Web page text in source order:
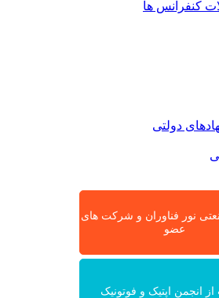
کنفرانس ها
دولتی
نور فناوران و شرکت های
عضو
انجمن اپتیک و فوتونیک